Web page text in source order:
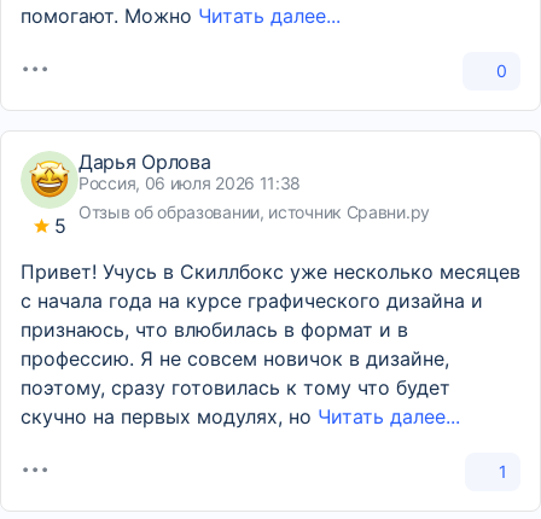
помогают. Можно Читать далее...
0
5
Дарья Орлова
Россия, 06 июля 2026 11:38
Отзыв об образовании, источник Сравни.ру
Привет! Учусь в Скиллбокс уже несколько месяцев
с начала года на курсе графического дизайна и
признаюсь, что влюбилась в формат и в
профессию. Я не совсем новичок в дизайне,
поэтому, сразу готовилась к тому что будет
скучно на первых модулях, но Читать далее...
1